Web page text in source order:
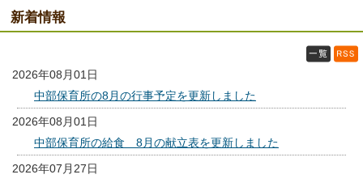
新着情報
2026年08月01日
中部保育所の8月の行事予定を更新しました
2026年08月01日
中部保育所の給食 8月の献立表を更新しました
2026年07月27日